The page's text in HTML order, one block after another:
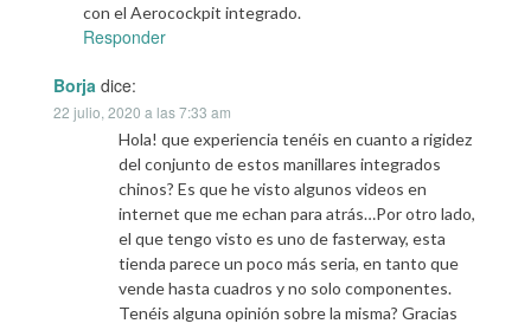
con el Aerocockpit integrado.
Responder
Borja dice:
22 julio, 2020 a las 7:33 am
Hola! que experiencia tenéis en cuanto a rigidez
del conjunto de estos manillares integrados
chinos? Es que he visto algunos videos en
internet que me echan para atrás…Por otro lado,
el que tengo visto es uno de fasterway, esta
tienda parece un poco más seria, en tanto que
vende hasta cuadros y no solo componentes.
Tenéis alguna opinión sobre la misma? Gracias